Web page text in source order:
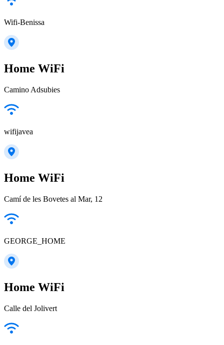
Wifi-Benissa
Home WiFi
Camino Adsubies
wifijavea
Home WiFi
Camí de les Bovetes al Mar, 12
GEORGE_HOME
Home WiFi
Calle del Jolivert